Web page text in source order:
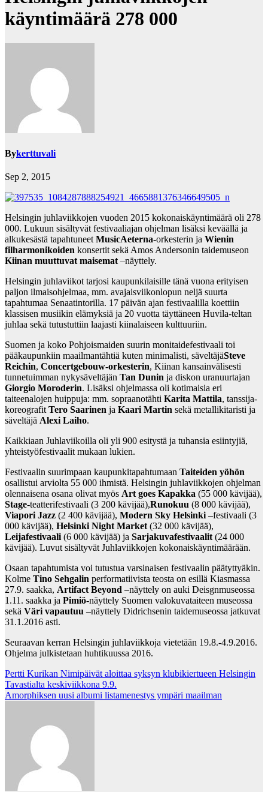
käyntimäärä 278 000
Bykerttuvali
Sep 2, 2015
Helsingin juhlaviikkojen vuoden 2015 kokonaiskäyntimäärä oli 278
000. Lukuun sisältyvät festivaaliajan ohjelman lisäksi keväällä ja
alkukesästä tapahtuneetMusicAeterna-orkesterin ja Wienin
filharmonikoiden konsertit sekä Amos Andersonin taidemuseon
Kiinan muuttuvat maisemat–näyttely.
Helsingin juhlaviikot tarjosi kaupunkilaisille tänä vuona erityisen
paljon ilmaisohjelmaa, mm. avajaisviikonlopun neljä suurta
tapahtumaa Senaatintorilla. 17 päivän ajan festivaalilla koettiin
klassisen musiikin elämyksiä ja 20 vuotta täyttäneen Huvila-teltan
juhlaa sekä tutustuttiin laajasti kiinalaiseen kulttuuriin.
Suomen ja koko Pohjoismaiden suurin monitaidefestivaali toi
pääkaupunkiin maailmantähtiä kuten minimalisti, säveltäjäSteve
Reichin, Concertgebouw-orkesterin, Kiinan kansainvälisesti
tunnetuimman nykysäveltäjän Tan Dunin ja diskon uranuurtajan
Giorgio Moroderin. Lisäksi ohjelmassa oli kotimaisia eri
taiteenalojen huippuja: mm. sopraanotähti Karita Mattila, tanssija-
koreografitTero Saarinen ja Kaari Martin sekä metallikitaristi ja
säveltäjä Alexi Laiho.
Kaikkiaan Juhlaviikoilla oli yli 900 esitystä ja tuhansia esiintyjiä,
yhteistyöfestivaalit mukaan lukien.
Festivaalin suurimpaan kaupunkitapahtumaan Taiteiden yöhön
osallistui arviolta 55 000 ihmistä. Helsingin juhlaviikkojen ohjelman
olennaisena osana olivat myös Art goes Kapakka (55 000 kävijää),
Stage-teatterifestivaali (3 200 kävijää),Runokuu (8 000 kävijää),
Viapori Jazz (2 400 kävijää), Modern Sky Helsinki–festivaali (3
000 kävijää), Helsinki Night Market(32 000 kävijää),
Leijafestivaali(6 000 kävijää) ja Sarjakuvafestivaalit(24 000
kävijää). Luvut sisältyvät Juhlaviikkojen kokonaiskäyntimäärään.
Osaan tapahtumista voi tutustua varsinaisen festivaalin päätyttyäkin.
Kolme Tino Sehgalin performatiivista teosta on esillä Kiasmassa
27.9. saakka, Artifact Beyond –näyttely on auki Deisgnmuseossa
1.11. saakka ja Pimiö-näyttely Suomen valokuvataiteen museossa
sekä Väri vapautuu –näyttely Didrichsenin taidemuseossa jatkuvat
31.1.2016 asti.
Seuraavan kerran Helsingin juhlaviikkoja vietetään 19.8.-4.9.2016.
Ohjelma julkistetaan huhtikuussa 2016.
Post
navigation
Pertti Kurikan Nimipäivät aloittaa syksyn klubikiertueen Helsingin
Tavastialta keskiviikkona 9.9.
Amorphiksen uusi albumi listamenestys ympäri maailman